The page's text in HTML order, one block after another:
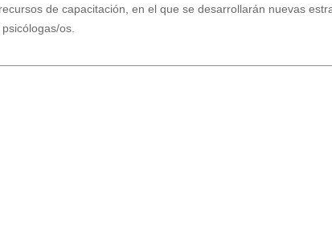
de capacitación, en el que se desarrollarán nuevas
os.